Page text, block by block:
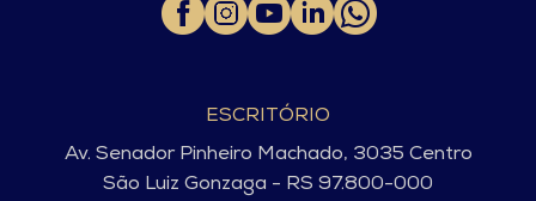
ESCRITÓRIO
Av. Senador Pinheiro Machado, 3035 Centro
São Luiz Gonzaga - RS 97.800-000